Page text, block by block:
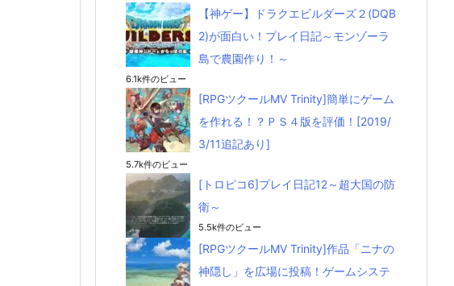
【神ゲー】ドラクエビルダーズ２(DQB
2)が面白い！プレイ日記～モンゾーラ
島で農園作り！～
6.1k件のビュー
[RPGツクールMV Trinity]簡単にゲーム
を作れる！？ＰＳ４版を評価！[2019/
3/11追記あり]
5.7k件のビュー
[トロピコ6]プレイ日記12～超大国の防
衛～
5.5k件のビュー
[RPGツクールMV Trinity]作品「ニナの
神隠し」を広場に投稿！ゲームシステ